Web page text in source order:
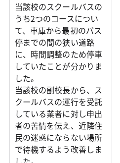
当該校のスクールバスの
うち2つのコースについ
て、車庫から最初のバス
停までの間の狭い道路
に、時間調整のため停車
していたことが分かりま
した。
当該校の副校長から、ス
クールバスの運行を受託
している業者に対し申出
者の苦情を伝え、近隣住
民の迷惑にならない場所
で待機するよう改善しま